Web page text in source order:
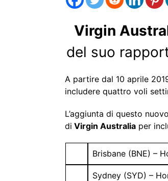
Virgin
del suo
A partire dal 10 aprile
includere quattro voli
L’aggiunta di questo
di Virgin Australia per
Brisbane (BNE) –
Sydney (SYD) –